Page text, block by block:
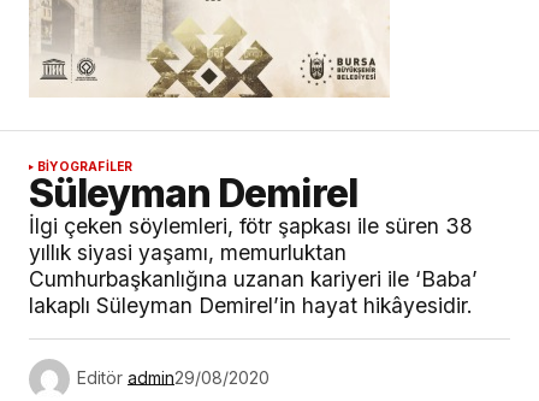
BİYOGRAFİLER
Süleyman Demirel
İlgi çeken söylemleri, fötr şapkası ile süren 38
yıllık siyasi yaşamı, memurluktan
Cumhurbaşkanlığına uzanan kariyeri ile ‘Baba’
lakaplı Süleyman Demirel’in hayat hikâyesidir.
Editör admin29/08/2020